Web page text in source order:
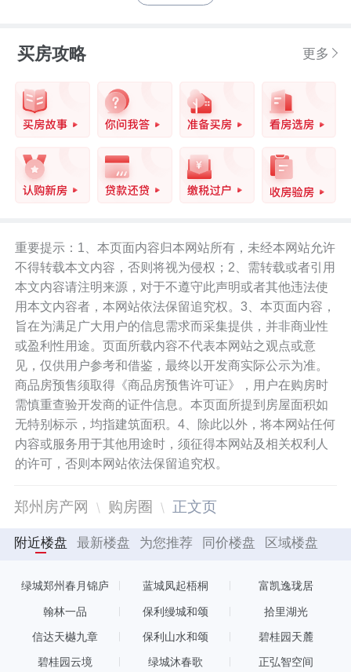
买房攻略 更多
重要提示：1、本页面内容归本网站所有，未经本网站允许
不得转载本文内容，否则将视为侵权；2、需转载或者引用
本文内容请注明来源，对于不遵守此声明或者其他违法使
用本文内容者，本网站依法保留追究权。3、本页面内容，
旨在为满足广大用户的信息需求而采集提供，并非商业性
或盈利性用途。页面所载内容不代表本网站之观点或意
见，仅供用户参考和借鉴，最终以开发商实际公示为准。
商品房预售须取得《商品房预售许可证》，用户在购房时
需慎重查验开发商的证件信息。本页面所提到房屋面积如
无特别标示，均指建筑面积。4、除此以外，将本网站任何
内容或服务用于其他用途时，须征得本网站及相关权利人
的许可，否则本网站依法保留追究权。
郑州房产网 购房圈 正文页
附近楼盘 最新楼盘 为您推荐 同价楼盘 区域楼盘
绿城郑州春月锦庐 蓝城凤起梧桐 富凯逸珑居
翰林一品 保利缦城和颂 拾里湖光
信达天樾九章 保利山水和颂 碧桂园天麓
碧桂园云境 绿城沐春歌 正弘智空间